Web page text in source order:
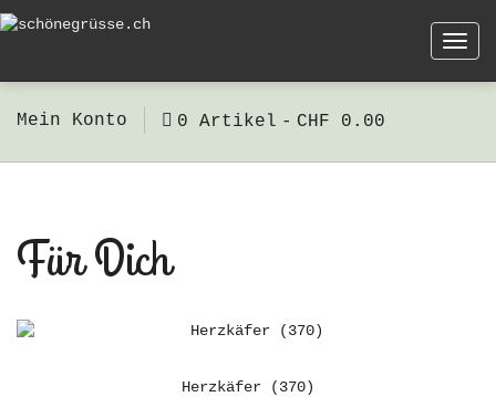
Mein Konto 0 Artikel CHF 0.00
Für Dich
Herzkäfer (370)